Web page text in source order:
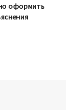
оформить